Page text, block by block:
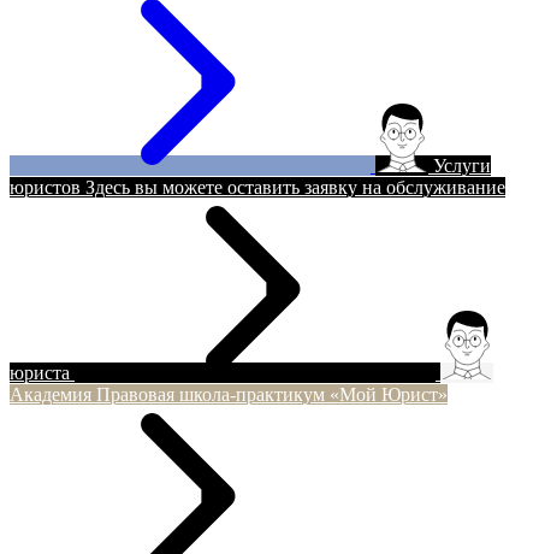
Услуги
юристов Здесь вы можете оставить заявку на обслуживание
юриста
Академия Правовая школа-практикум «Мой Юрист»